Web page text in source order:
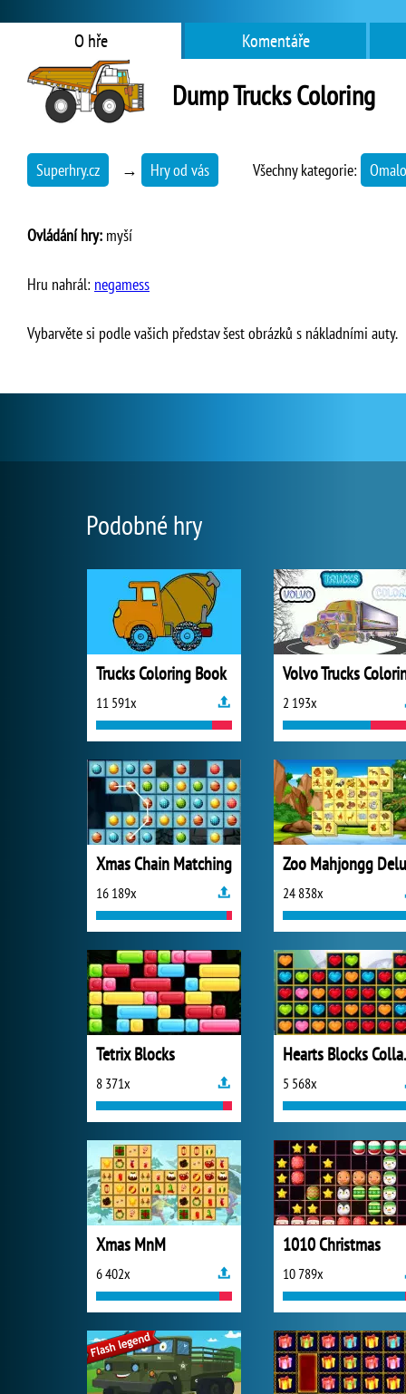
O hře Komentáře
Dump Trucks Coloring
Superhry.cz → Hry od vás Všechny kategorie:
Ovládání hry: myší
Hru nahrál: negamess
Vybarvěte si podle vašich představ šest obrázků s nákladními auty.
Podobné hry
Trucks Coloring Book
11 591x
Volvo Trucks
2 193x
Xmas Chain Matching
16 189x 24 838x
Tetrix Blocks
8 371x 5 568x
Xmas MnM
6 402x
1010 Christmas
10 789x